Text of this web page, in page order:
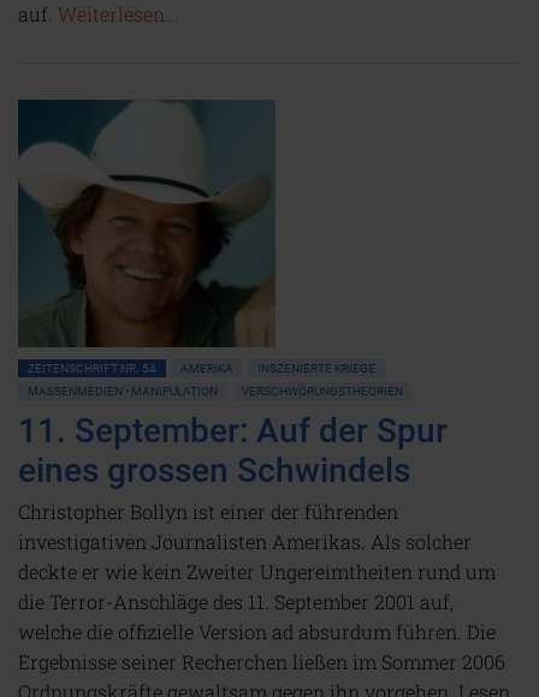
auf. Weiterlesen...
ZEITENSCHRIFT NR. 54 AMERIKA
INSZENIERTE KRIEGE
MASSENMEDIEN • MANIPULATION
VERSCHWÖRUNGSTHEORIEN
11. September: Auf der Spur
eines grossen Schwindels
Christopher Bollyn ist einer der führenden
investigativen Journalisten Amerikas. Als solcher
deckte er wie kein Zweiter Ungereimtheiten rund um
die Terror-Anschläge des 11. September 2001 auf,
welche die offizielle Version ad absurdum führen. Die
Ergebnisse seiner Recherchen ließen im Sommer 2006
Ordnungskräfte gewaltsam gegen ihn vorgehen. Lesen